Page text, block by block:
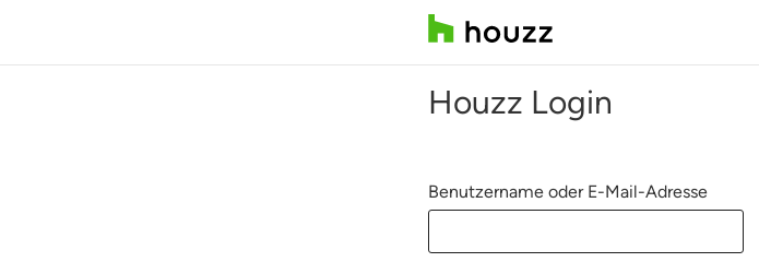
Houzz Login
Benutzername oder E-Mail-Adresse